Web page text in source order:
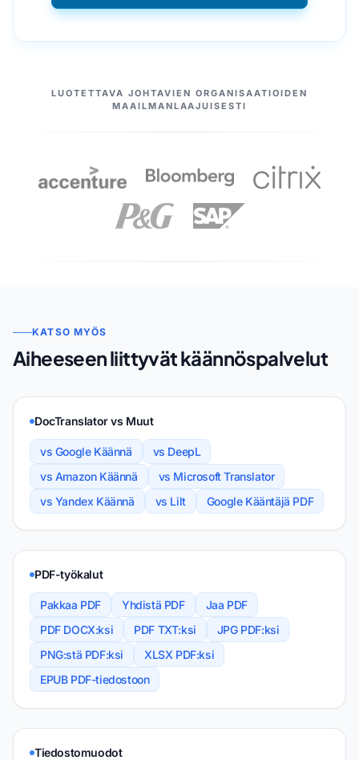
MEIDÄN KUMPPANIMME
LUOTETTAVA JOHTAVIEN ORGANISAATIOIDEN
MAAILMANLAAJUISESTI
KATSO MYÖS
Aiheeseen liittyvät käännöspalvelut
DocTranslator vs Muut
vs Google Käännä
vs DeepL
vs Amazon Käännä
vs Microsoft Translator
vs Yandex Käännä
vs Lilt Google Kääntäjä PDF
PDF-työkalut
Pakkaa PDF Yhdistä PDF
Jaa PDF
PDF DOCX:ksi
PDF TXT:ksi
JPG PDF:ksi
PNG:stä PDF:ksi
XLSX PDF:ksi
EPUB PDF-tiedostoon
Tiedostomuodot